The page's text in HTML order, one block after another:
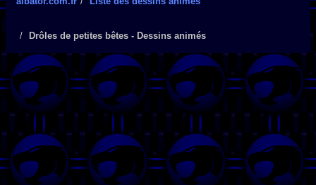
Drôles de petites bêtes - Dessins animés